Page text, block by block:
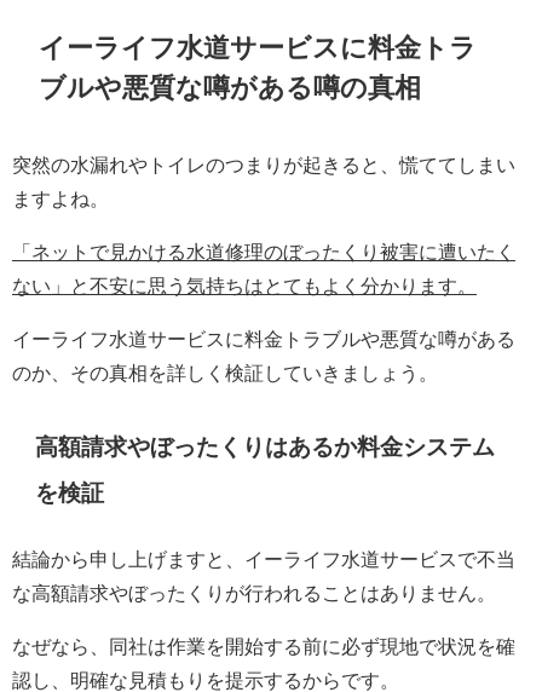
イーライフ水道サービスに料金トラ
ブルや悪質な噂がある噂の真相
突然の水漏れやトイレのつまりが起きると、慌ててしまい
ますよね。
「ネットで見かける水道修理のぼったくり被害に遭いたく
ない」と不安に思う気持ちはとてもよく分かります。
イーライフ水道サービスに料金トラブルや悪質な噂がある
のか、その真相を詳しく検証していきましょう。
高額請求やぼったくりはあるか料金システム
を検証
結論から申し上げますと、イーライフ水道サービスで不当
な高額請求やぼったくりが行われることはありません。
なぜなら、同社は作業を開始する前に必ず現地で状況を確
認し、明確な見積もりを提示するからです。